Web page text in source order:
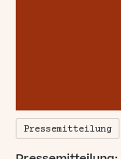
Pressemitteilung